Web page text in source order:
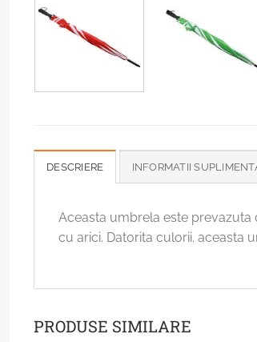
DESCRIERE INFORMATII
Aceasta umbrela este prevazuta
cu arici. Datorita culorii. aceasta
PRODUSE SIMILARE